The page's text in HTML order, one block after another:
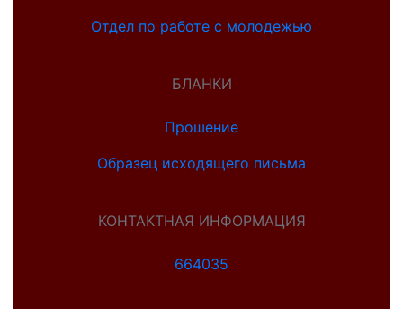
Отдел по работе с молодежью
БЛАНКИ
Прошение
Образец исходящего письма
КОНТАКТНАЯ ИНФОРМАЦИЯ
664035